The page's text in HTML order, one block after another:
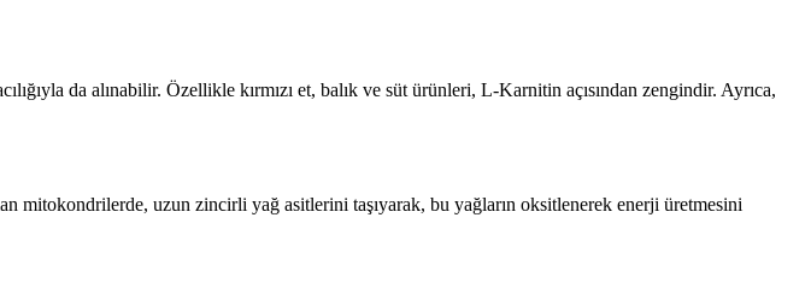
da alınabilir. Özellikle kırmızı et, balık ve süt ürünleri, L-Karnitin açısından zengindir. Ayrıca,
mitokondrilerde, uzun zincirli yağ asitlerini taşıyarak, bu yağların oksitlenerek enerji üretmesini